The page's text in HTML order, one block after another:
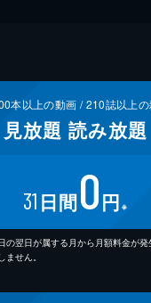
本以上の動画 /210誌以上
見放題 読み放題
31 日間0円 ※
翌日が属する月から月額料金が発
せん。